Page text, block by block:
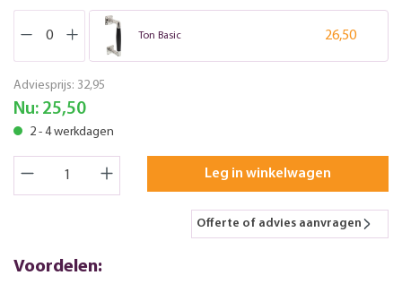
Ton Basic 26,50
Adviesprijs: 32,95
Nu: 25,50
2 - 4 werkdagen
Leg in winkelwagen
Offerte of advies aanvragen
Voordelen: